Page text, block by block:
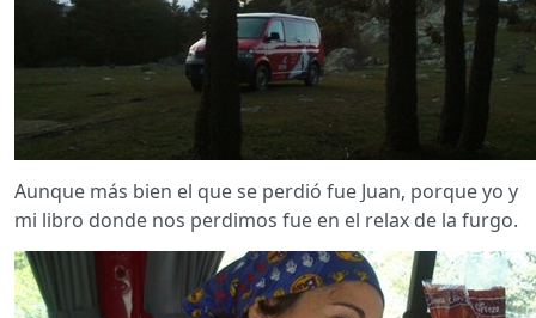
Aunque más bien el que se perdió fue Juan, porque yo y
mi libro donde nos perdimos fue en el relax de la furgo.